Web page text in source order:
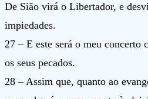
De Sião virá o Libertador, e
impiedades.
27 – E este será o meu concerto
os seus pecados.
28 – Assim que, quanto ao